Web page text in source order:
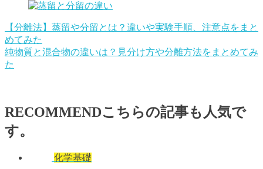
【分離法】蒸留や分留とは？違いや実験手順、注意点をまと
めてみた
純物質と混合物の違いは？見分け方や分離方法をまとめてみ
た
RECOMMENDこちらの記事も人気で
す。
化学基礎